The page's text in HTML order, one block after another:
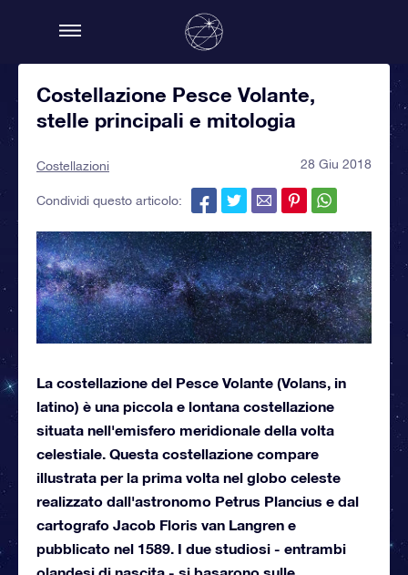
Costellazione Pesce Volante,
stelle principali e mitologia
Costellazioni 28 Giu 2018
Condividi questo articolo:
La costellazione del Pesce Volante (Volans, in
latino) è una piccola e lontana costellazione
situata nell'emisfero meridionale della volta
celestiale. Questa costellazione compare
illustrata per la prima volta nel globo celeste
realizzato dall'astronomo Petrus Plancius e dal
cartografo Jacob Floris van Langren e
pubblicato nel 1589. I due studiosi - entrambi